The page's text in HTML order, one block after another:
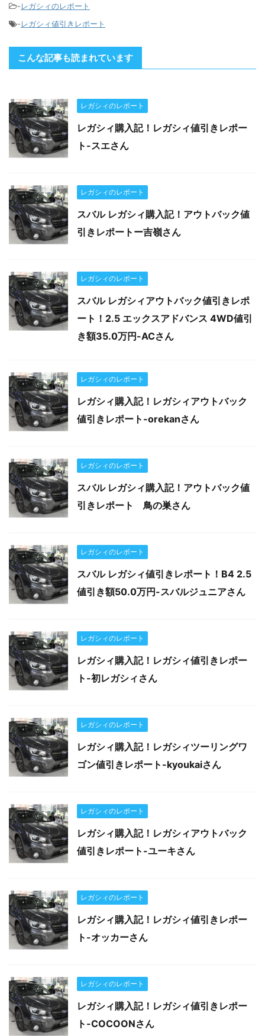
-レガシィのレポート
-レガシィ値引きレポート
こんな記事も読まれています
レガシィのレポート
レガシィ購入記！レガシィ値引きレポー
ト-スエさん
レガシィのレポート
スバル レガシィ購入記！アウトバック値
引きレポートー吉嶺さん
レガシィのレポート
スバル レガシィアウトバック値引きレポ
ート！2.5 エックスアドバンス 4WD値引
き額35.0万円-ACさん
レガシィのレポート
レガシィ購入記！レガシィアウトバック
値引きレポート-orekanさん
レガシィのレポート
スバル レガシィ購入記！アウトバック値
引きレポート 鳥の巣さん
レガシィのレポート
スバル レガシィ値引きレポート！B4 2.5
値引き額50.0万円-スバルジュニアさん
レガシィのレポート
レガシィ購入記！レガシィ値引きレポー
ト-初レガシィさん
レガシィのレポート
レガシィ購入記！レガシィツーリングワ
ゴン値引きレポート-kyoukaiさん
レガシィのレポート
レガシィ購入記！レガシィアウトバック
値引きレポート-ユーキさん
レガシィのレポート
レガシィ購入記！レガシィ値引きレポー
ト-オッカーさん
レガシィのレポート
レガシィ購入記！レガシィ値引きレポー
ト-COCOONさん